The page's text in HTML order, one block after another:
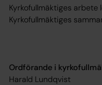
Kyrkofullmäktiges arbete
Kyrkofullmäktiges
Ordförande i
Harald Lundqvist